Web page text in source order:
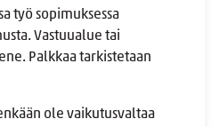
työ sopimuksessa
Vastuualue tai
Palkkaa tarkistetaan
ole vaikutusvaltaa